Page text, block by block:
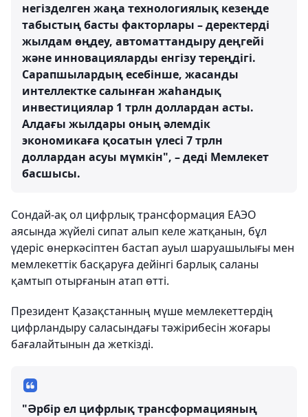
негізделген жаңа технологиялық кезеңде
табыстың басты факторлары – деректерді
жылдам өңдеу, автоматтандыру деңгейі
және инновацияларды енгізу тереңдігі.
Сарапшылардың есебінше, жасанды
интеллектке салынған жаһандық
инвестициялар 1 трлн доллардан асты.
Алдағы жылдары оның әлемдік
экономикаға қосатын үлесі 7 трлн
доллардан асуы мүмкін", – деді Мемлекет
басшысы.
Сондай-ақ ол цифрлық трансформация ЕАЭО
аясында жүйелі сипат алып келе жатқанын, бұл
үдеріс өнеркәсіптен бастап ауыл шаруашылығы мен
мемлекеттік басқаруға дейінгі барлық саланы
қамтып отырғанын атап өтті.
Президент Қазақстанның мүше мемлекеттердің
цифрландыру саласындағы тәжірибесін жоғары
бағалайтынын да жеткізді.
"Әрбір ел цифрлық трансформацияның